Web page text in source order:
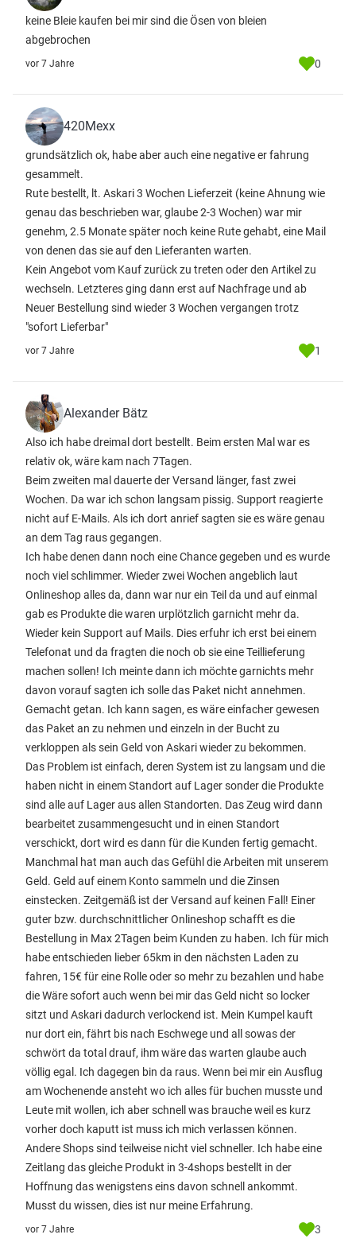
keine Bleie kaufen bei mir sind die Ösen von bleien
abgebrochen
vor 7 Jahre 0
420Mexx
grundsätzlich ok, habe aber auch eine negative er fahrung
gesammelt.
Rute bestellt, lt. Askari 3 Wochen Lieferzeit (keine Ahnung wie
genau das beschrieben war, glaube 2-3 Wochen) war mir
genehm, 2.5 Monate später noch keine Rute gehabt, eine Mail
von denen das sie auf den Lieferanten warten.
Kein Angebot vom Kauf zurück zu treten oder den Artikel zu
wechseln. Letzteres ging dann erst auf Nachfrage und ab
Neuer Bestellung sind wieder 3 Wochen vergangen trotz
"sofort Lieferbar"
vor 7 Jahre 1
Alexander Bätz
Also ich habe dreimal dort bestellt. Beim ersten Mal war es
relativ ok, wäre kam nach 7Tagen.
Beim zweiten mal dauerte der Versand länger, fast zwei
Wochen. Da war ich schon langsam pissig. Support reagierte
nicht auf E-Mails. Als ich dort anrief sagten sie es wäre genau
an dem Tag raus gegangen.
Ich habe denen dann noch eine Chance gegeben und es wurde
noch viel schlimmer. Wieder zwei Wochen angeblich laut
Onlineshop alles da, dann war nur ein Teil da und auf einmal
gab es Produkte die waren urplötzlich garnicht mehr da.
Wieder kein Support auf Mails. Dies erfuhr ich erst bei einem
Telefonat und da fragten die noch ob sie eine Teillieferung
machen sollen! Ich meinte dann ich möchte garnichts mehr
davon vorauf sagten ich solle das Paket nicht annehmen.
Gemacht getan. Ich kann sagen, es wäre einfacher gewesen
das Paket an zu nehmen und einzeln in der Bucht zu
verkloppen als sein Geld von Askari wieder zu bekommen.
Das Problem ist einfach, deren System ist zu langsam und die
haben nicht in einem Standort auf Lager sonder die Produkte
sind alle auf Lager aus allen Standorten. Das Zeug wird dann
bearbeitet zusammengesucht und in einen Standort
verschickt, dort wird es dann für die Kunden fertig gemacht.
Manchmal hat man auch das Gefühl die Arbeiten mit unserem
Geld. Geld auf einem Konto sammeln und die Zinsen
einstecken. Zeitgemäß ist der Versand auf keinen Fall! Einer
guter bzw. durchschnittlicher Onlineshop schafft es die
Bestellung in Max 2Tagen beim Kunden zu haben. Ich für mich
habe entschieden lieber 65km in den nächsten Laden zu
fahren, 15€ für eine Rolle oder so mehr zu bezahlen und habe
die Wäre sofort auch wenn bei mir das Geld nicht so locker
sitzt und Askari dadurch verlockend ist. Mein Kumpel kauft
nur dort ein, fährt bis nach Eschwege und all sowas der
schwört da total drauf, ihm wäre das warten glaube auch
völlig egal. Ich dagegen bin da raus. Wenn bei mir ein Ausflug
am Wochenende ansteht wo ich alles für buchen musste und
Leute mit wollen, ich aber schnell was brauche weil es kurz
vorher doch kaputt ist muss ich mich verlassen können.
Andere Shops sind teilweise nicht viel schneller. Ich habe eine
Zeitlang das gleiche Produkt in 3-4shops bestellt in der
Hoffnung das wenigstens eins davon schnell ankommt.
Musst du wissen, dies ist nur meine Erfahrung.
vor 7 Jahre 3